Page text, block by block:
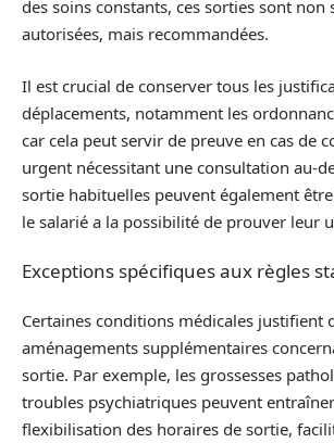
des soins constants, ces sorties sont non
autorisées, mais recommandées.
Il est crucial de conserver tous les
déplacements, notamment les
car cela peut servir de preuve en cas de
urgent nécessitant une consultation au-
sortie habituelles peuvent également
le salarié a la possibilité de prouver leur
Exceptions spécifiques aux règles
Certaines conditions médicales justifient
aménagements supplémentaires
sortie. Par exemple, les grossesses
troubles psychiatriques peuvent
flexibilisation des horaires de sortie,